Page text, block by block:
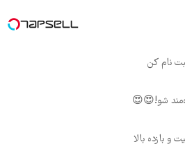
شو!😍😍
و بازده بالا